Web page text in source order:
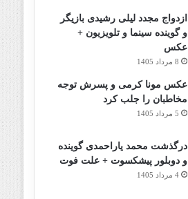
ازدواج مجدد لیلی رشیدی بازیگر
و گوینده سینما و تلویزیون +
عکس
8 مرداد 1405
عکس مونا کرمی و پسرش توجه
مخاطبان را جلب کرد
5 مرداد 1405
درگذشت محمد یاراحمدی گوینده
و دوبلور پیشکسوت + علت فوت
4 مرداد 1405